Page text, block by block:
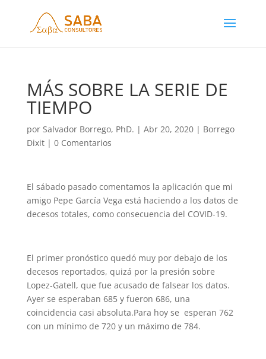
MÁS SOBRE LA SERIE DE
TIEMPO
por Salvador Borrego, PhD. | Abr 20, 2020| Borrego
Dixit| 0 Comentarios
El sábado pasado comentamos la aplicación que mi
amigo Pepe García Vega está haciendo a los datos de
decesos totales, como consecuencia del COVID-19.
El primer pronóstico quedó muy por debajo de los
decesos reportados, quizá por la presión sobre
Lopez-Gatell, que fue acusado de falsear los datos.
Ayer se esperaban 685 y fueron 686, una
coincidencia casi absoluta.Para hoy se esperan 762
con un mínimo de 720 y un máximo de 784.